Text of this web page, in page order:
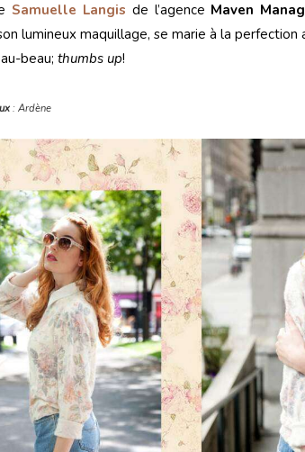
Samuelle Langis de l’agence Maven
lumineux maquillage, se marie à la perfection
beau; thumbs up!
: Ardène